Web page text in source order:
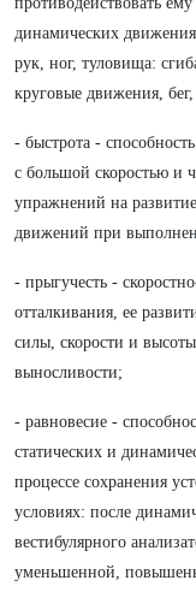
динамических
рук, ног, туловища:
круговые движения,
- быстрота -
с большой скоростью и
упражнений на
движений при
- прыгучесть -
отталкивания, ее
силы, скорости и
выносливости;
- равновесие -
статических и
процессе сохранения
условиях: после
вестибулярного
уменьшенной,